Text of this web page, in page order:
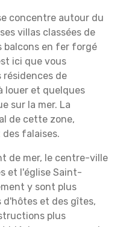
concentre autour du
villas classées de
balcons en fer forgé
ici que vous
de
louer et quelques
sur la mer. La
de cette zone,
falaises.
de mer, le centre-ville
et l'église Saint-
y sont plus
d'hôtes et des gîtes,
plus